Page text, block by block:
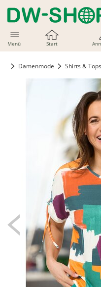
Menü Start
Damenmode Shirts & Tops